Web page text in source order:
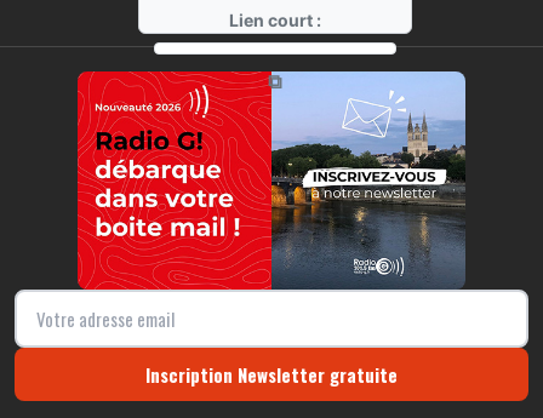
Lien court :
https://radio-g.fr?r128
⧉
Inscription Newsletter gratuite